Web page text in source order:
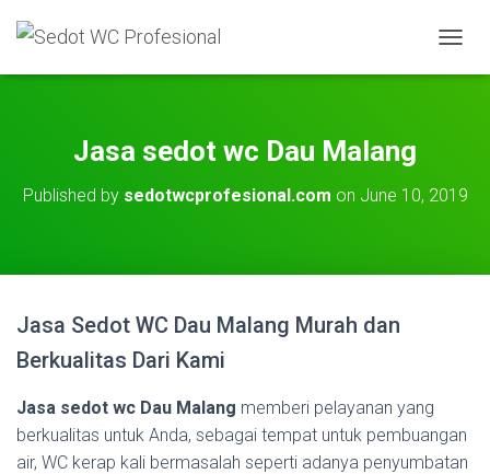
O
A
Jasa sedot wc Dau Malang
Published by sedotwcprofesional.com on June 10, 2019
Jasa Sedot WC Dau Malang Murah dan
Berkualitas Dari Kami
Jasa sedot wc Dau Malang memberi pelayanan yang
berkualitas untuk Anda, sebagai tempat untuk pembuangan
air, WC kerap kali bermasalah seperti adanya penyumbatan